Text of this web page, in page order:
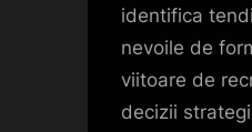
identifica
nevoile de
viitoare de
decizii